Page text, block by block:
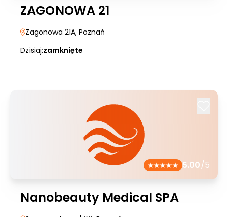
ZAGONOWA 21
Zagonowa 21A, Poznań
Dzisiaj:zamknięte
5.00/5
Nanobeauty Medical SPA